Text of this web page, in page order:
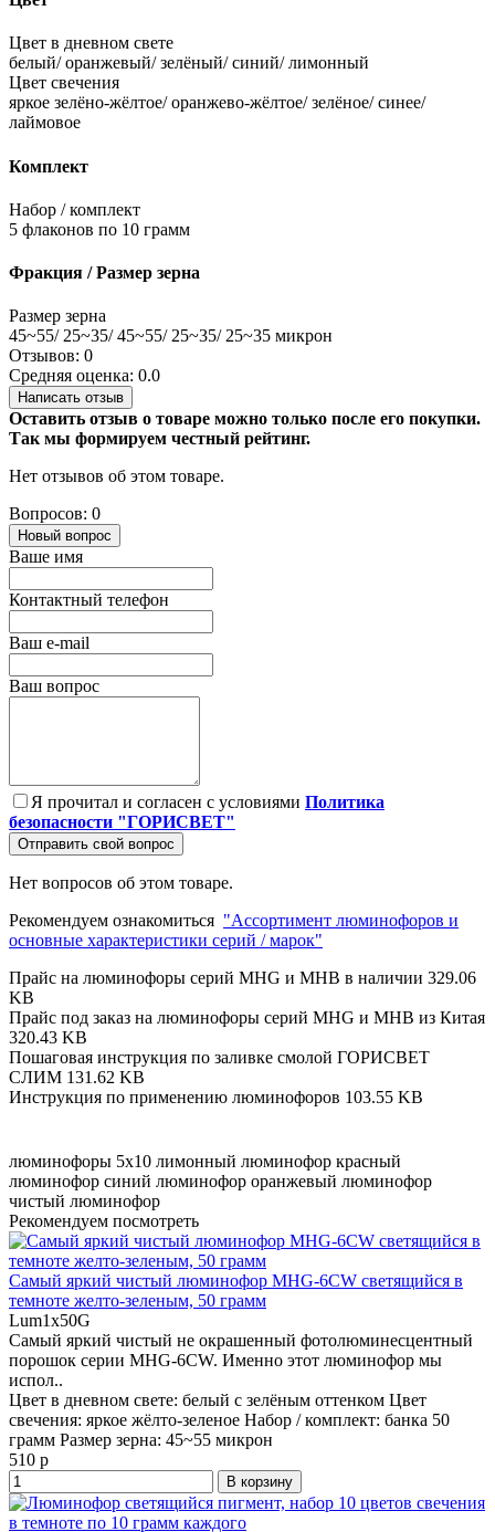
Цвет в дневном свете
белый/ оранжевый/ зелёный/ синий/ лимонный
Цвет свечения
яркое зелёно-жёлтое/ оранжево-жёлтое/ зелёное/ синее/
лаймовое
Комплект
Набор / комплект
5 флаконов по 10 грамм
Фракция / Размер зерна
Размер зерна
45~55/ 25~35/ 45~55/ 25~35/ 25~35 микрон
Отзывов: 0
Средняя оценка: 0.0
Написать отзыв
Оставить отзыв о товаре можно только после его покупки.
Так мы формируем честный рейтинг.
Нет отзывов об этом товаре.
Вопросов: 0
Новый вопрос
Ваше имя
Контактный телефон
Ваш e-mail
Ваш вопрос
Я прочитал и согласен с условиями Политика
безопасности "ГОРИСВЕТ"
Отправить свой вопрос
Нет вопросов об этом товаре.
Рекомендуем ознакомиться "Ассортимент люминофоров и
основные характеристики серий / марок"
Прайс на люминофоры серий MHG и MHB в наличии 329.06
KB
Прайс под заказ на люминофоры серий MHG и MHB из Китая
320.43 KB
Пошаговая инструкция по заливке смолой ГОРИСВЕТ
СЛИМ 131.62 KB
Инструкция по применению люминофоров 103.55 KB
люминофоры 5x10 лимонный люминофор красный
люминофор синий люминофор оранжевый люминофор
чистый люминофор
Рекомендуем посмотреть
Самый яркий чистый люминофор MHG-6CW светящийся в
темноте желто-зеленым, 50 грамм
Lum1x50G
Самый яркий чистый не окрашенный фотолюминесцентный
порошок серии MHG-6CW. Именно этот люминофор мы
испол..
Цвет в дневном свете: белый с зелёным оттенком Цвет
свечения: яркое жёлто-зеленое Набор / комплект: банка 50
грамм Размер зерна: 45~55 микрон
510 р
В корзину